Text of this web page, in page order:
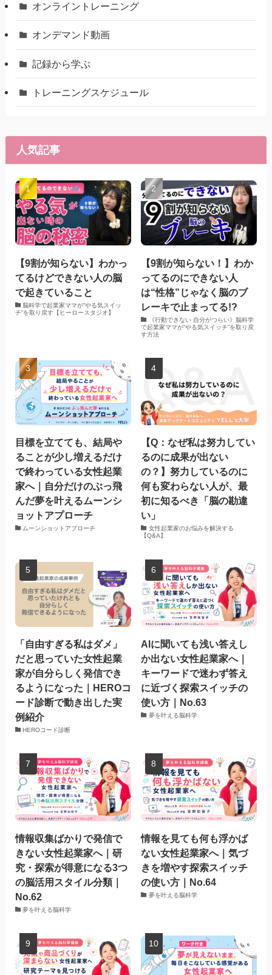
オンライントレーニング
オンデマンド動画
記録から学ぶ
トレーニングスケジュール
人気記事
【9割が知らない】わかっ
てるけどできない人の脳
で起きていること
脳科学で起業家ママが“やる気スイッ
チ”を取り戻す【ヒーロースタジオ】
【9割が知らない！】わか
ってるのにできない人
は“性格”じゃなく脳のブ
レーキで止まってる!?
《行動できない 自分がつらい》脳科学
で起業家ママが“やる気スイッチ”を取り戻
す方法
目標を立てても、結局や
ることが少し増えるだけ
で終わっている女性起業
家へ｜自分だけのぶっ飛
んだ夢を叶えるムーンシ
ョットアプローチ
ムーンショットアプローチ
【Q：なぜ私は努力してい
るのに成果が出ない
の？】努力しているのに
何も変わらない人が、最
初に知るべき「脳の勘違
い」
女性起業家のお悩みを解決する
【Q&A】
「自由すぎる私はダメ」
だと思っていた女性起業
家が自分らしく発信でき
るようになった｜HEROコ
ード診断で動き出した実
例紹介
HEROコード診断
AIに聞いても浅い答えし
か出ない女性起業家へ｜
キーワードで迷わず答え
に近づく探索スイッチの
使い方｜No.63
夢を叶える脳科学
情報収集ばかりで発信で
きない女性起業家へ｜研
究・探索が得意になる3つ
の脳活用スタイル分類｜
No.62
夢を叶える脳科学
情報を見ても何も浮かば
ない女性起業家へ｜気づ
きを増やす探索スイッチ
の使い方｜No.64
夢を叶える脳科学